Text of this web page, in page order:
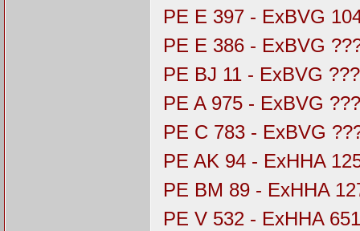
PE E 397 - ExBVG
PE E 386 - ExBVG
PE BJ 11 - ExBVG
PE A 975 - ExBVG
PE C 783 - ExBVG
PE AK 94 - ExHHA
PE BM 89 - ExHHA
PE V 532 - ExHHA